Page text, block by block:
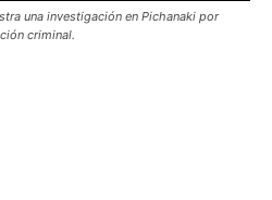
una investigación en Pichanaki por
criminal.